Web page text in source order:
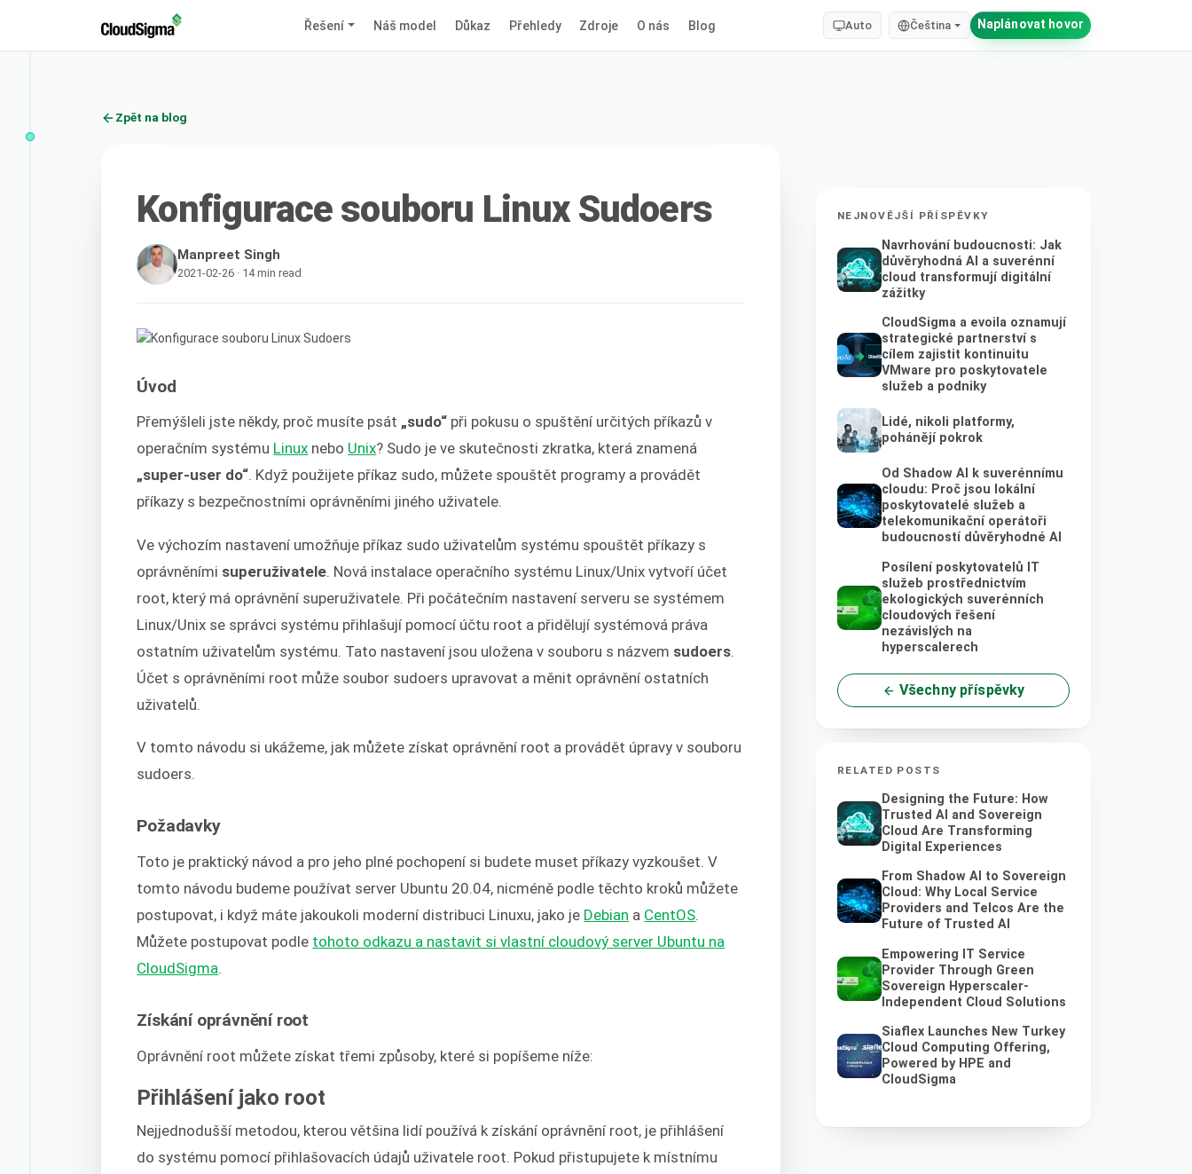
Řešení Náš model Důkaz Přehledy Zdroje O nás Blog Auto Čeština Naplánovat hovor
Zpět na blog
Konfigurace souboru Linux Sudoers
Manpreet Singh
2021-02-26 · 14 min read
Úvod
Přemýšleli jste někdy, proč musíte psát „sudo“ při pokusu o spuštění určitých příkazů v
operačním systému Linux nebo Unix? Sudo je ve skutečnosti zkratka, která znamená
„super-user do“. Když použijete příkaz sudo, můžete spouštět programy a provádět
příkazy s bezpečnostními oprávněními jiného uživatele.
Ve výchozím nastavení umožňuje příkaz sudo uživatelům systému spouštět příkazy s
oprávněními superuživatele . Nová instalace operačního systému Linux/Unix vytvoří účet
root, který má oprávnění superuživatele. Při počátečním nastavení serveru se systémem
Linux/Unix se správci systému přihlašují pomocí účtu root a přidělují systémová práva
ostatním uživatelům systému. Tato nastavení jsou uložena v souboru s názvem sudoers
Účet s oprávněními root může soubor sudoers upravovat a měnit oprávnění ostatních
uživatelů.
V tomto návodu si ukážeme, jak můžete získat oprávnění root a provádět úpravy v souboru
sudoers.
Požadavky
Toto je praktický návod a pro jeho plné pochopení si budete muset příkazy vyzkoušet. V
tomto návodu budeme používat server Ubuntu 20.04, nicméně podle těchto kroků můžete
postupovat, i když máte jakoukoli moderní distribuci Linuxu, jako je Debian a CentOS
Můžete postupovat podle tohoto odkazu a nastavit si vlastní cloudový server Ubuntu na
CloudSigma
Získání oprávnění root
Oprávnění root můžete získat třemi způsoby, které si popíšeme níže:
Přihlášení jako root
Nejjednodušší metodou, kterou většina lidí používá k získání oprávnění root, je přihlášení
do systému pomocí přihlašovacích údajů uživatele root. Pokud přistupujete k místnímu
NEJNOVĚJŠÍ PŘÍSPĚVKY
Navrhování budoucnosti: Jak
důvěryhodná AI a suverénní
cloud transformují digitální
zážitky
CloudSigma a evoila oznamují
strategické partnerství s
cílem zajistit kontinuitu
VMware pro poskytovatele
služeb a podniky
Lidé, nikoli platformy,
pohánějí pokrok
Od Shadow AI k suverénnímu
cloudu: Proč jsou lokální
poskytovatelé služeb a
telekomunikační operátoři
budoucností důvěryhodné AI
Posílení poskytovatelů IT
služeb prostřednictvím
ekologických suverénních
cloudových řešení
nezávislých na
hyperscalerech
Všechny příspěvky
RELATED POSTS
Designing the Future: How
Trusted AI and Sovereign
Cloud Are Transforming
Digital Experiences
From Shadow AI to Sovereign
Cloud: Why Local Service
Providers and Telcos Are the
Future of Trusted AI
Empowering IT Service
Provider Through Green
Sovereign Hyperscaler-
Independent Cloud Solutions
Siaflex Launches New Turkey
Cloud Computing Offering,
Powered by HPE and
CloudSigma